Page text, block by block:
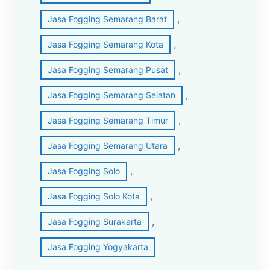
Jasa Fogging Semarang Barat ,
Jasa Fogging Semarang Kota ,
Jasa Fogging Semarang Pusat ,
Jasa Fogging Semarang Selatan ,
Jasa Fogging Semarang Timur ,
Jasa Fogging Semarang Utara ,
Jasa Fogging Solo ,
Jasa Fogging Solo Kota ,
Jasa Fogging Surakarta ,
Jasa Fogging Yogyakarta